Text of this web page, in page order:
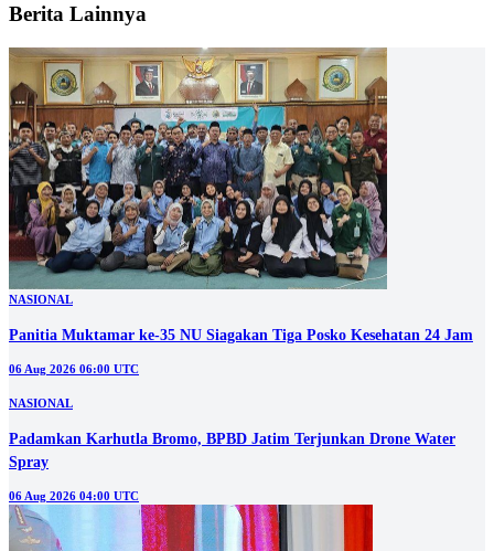
Berita Lainnya
NASIONAL
Panitia Muktamar ke-35 NU Siagakan Tiga Posko Kesehatan 24 Jam
06 Aug 2026 06:00 UTC